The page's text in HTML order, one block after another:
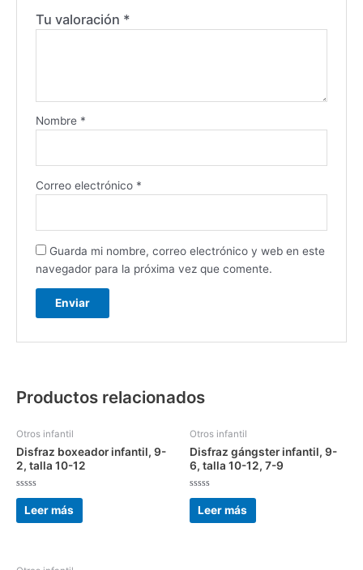
Tu valoración *
Nombre *
Correo electrónico *
Guarda mi nombre, correo electrónico y web en este
navegador para la próxima vez que comente.
Productos relacionados
Otros infantil
Disfraz boxeador infantil, 9-
2, talla 10-12
Valorado
con
de
Leer más
Otros infantil
Disfraz gángster infantil, 9-
6, talla 10-12, 7-9
Valorado
con
de
Leer más